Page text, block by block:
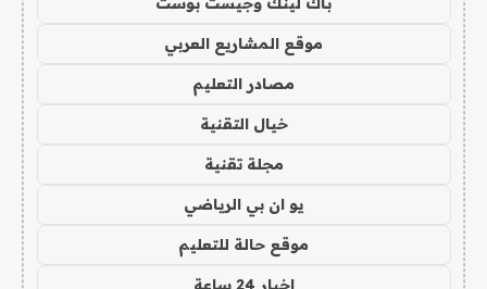
موقع المشاريع العربي
مصادر التعليم
خيال التقنية
مجلة تقنية
يو ان بي الرياضي
موقع حالة للتعليم
اخبار 24 ساعة